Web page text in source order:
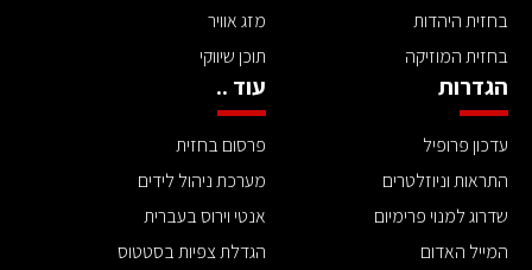
בחזית היהדות
בחזית המוזיקה
מזג אוויר
תוכן שיווקי
הגדרות
עדכון פרופיל
התראות וניוזלטרים
שדרוג למנוי פרימיום
המייל האדום
עוד ..
פרסום בחזית
מערכת ניהול לידים
אנטי וירוס בעברית
הגדלת צפיות בסטטוס